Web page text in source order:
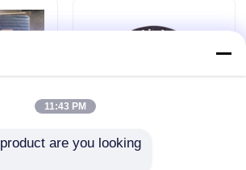
11:43 PM
are you looking